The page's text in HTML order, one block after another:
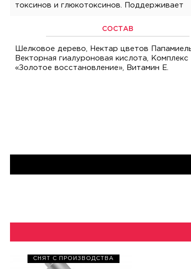
токсинов и глюкотоксинов. Поддерживает
наполняют кожу и улучшают клеточное дыхание.
СОСТАВ
Шелковое дерево, Нектар цветов
Векторная гиалуроновая кислота, Комплекс
«Золотое восстановление», Витамин Е.
СНЯТ С ПРОИЗВОДСТВА